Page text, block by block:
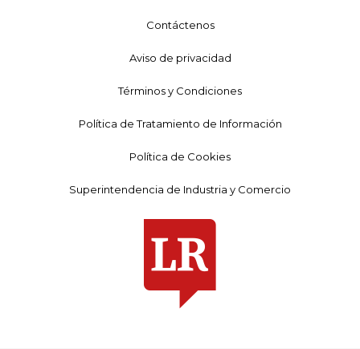
Contáctenos
Aviso de privacidad
Términos y Condiciones
Política de Tratamiento de Información
Política de Cookies
Superintendencia de Industria y Comercio